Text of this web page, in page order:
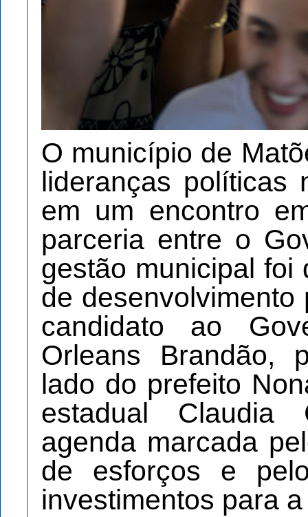
O município de
lideranças políticas
em um encontro
parceria entre o
gestão municipal foi
de
candidato ao
Orleans Brandão,
lado do prefeito
estadual Claudia
agenda marcada
de esforços e
investimentos para